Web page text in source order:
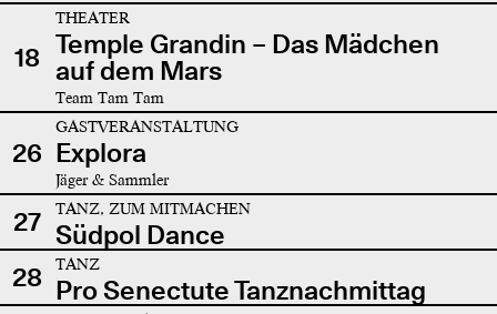
18
THEATER
Temple Grandin – Das Mädchen
auf dem Mars
Team Tam Tam
26
GASTVERANSTALTUNG
Explora
Jäger & Sammler
27 TANZ, ZUM MITMACHEN
Südpol Dance
28
TANZ
Pro Senectute Tanznachmittag